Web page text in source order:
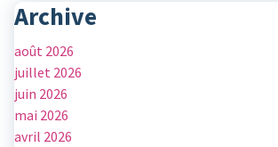
Archive
août 2026
juillet 2026
juin 2026
mai 2026
avril 2026